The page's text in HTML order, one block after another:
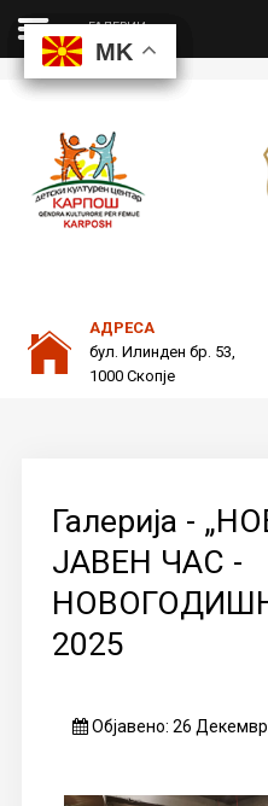
MK
MK
ДКЦ
ОДНОСИ СО ЈАВНОСТ
ГАЛЕРИИ
MK
MK
АДРЕСА
бул. Илинден бр. 53,
1000 Скопје
Пребарајте на
Галерија -
ЈАВЕН ЧАС -
2025
Објавено: 26